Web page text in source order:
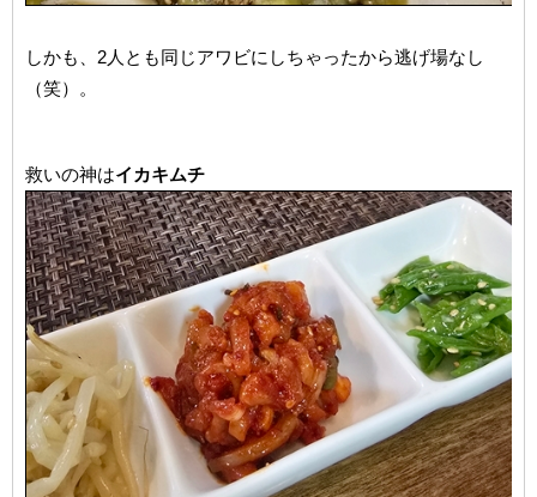
しかも、2人とも同じアワビにしちゃったから逃げ場なし
（笑）。
救いの神はイカキムチ